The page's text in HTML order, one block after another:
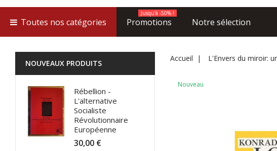
Toutes nos catégories Promotions
Jusqu'à -50% !
Notre sélection
NOUVEAUX PRODUITS
Rébellion -
L'alternative
Socialiste
Révolutionnaire
Européenne
30,00 €
Accueil L'Envers du miroir:
Nouveau